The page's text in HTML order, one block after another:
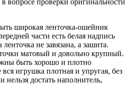
широкая ленточка-ошейник
части есть белая надпись
не завязана, а зашита.
матовый и довольно крупный.
быть хорошо и плотно
игрушка плотная и упругая, без
достать наполнитель,